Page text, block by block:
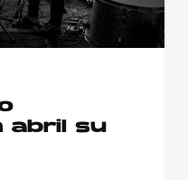
abril su